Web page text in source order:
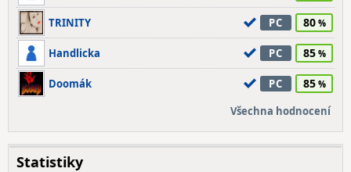
TRINITY PC 80
Handlicka PC 85
Doomák PC 85
Všechna hodnocení
Statistiky